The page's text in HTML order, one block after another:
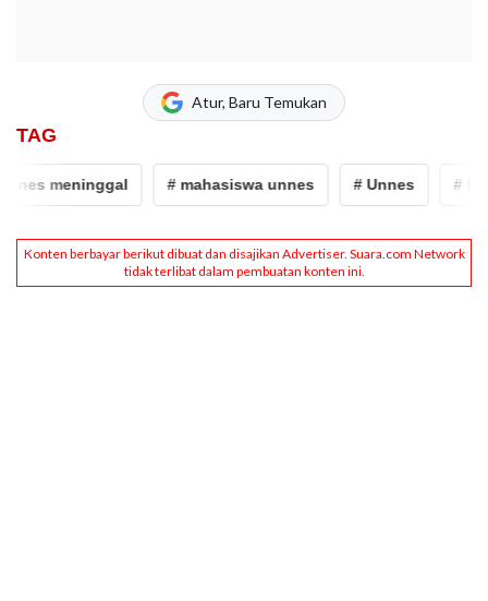
Atur, Baru Temukan
TAG
meninggal # mahasiswa unnes # Unnes # Iko